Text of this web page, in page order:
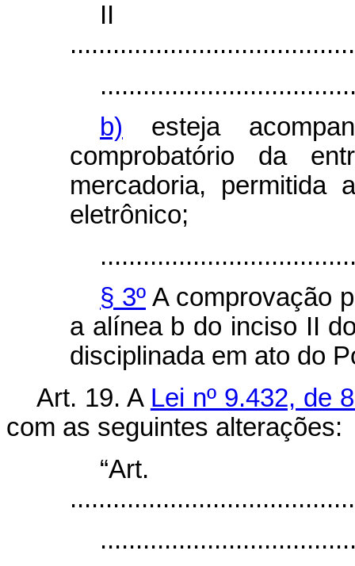
b) esteja
comprobatório da
mercadoria, permitida
eletrônico;
§ 3º A comprovação
a alínea b do inciso II
disciplinada em ato do
Art. 19. A Lei nº 9.432, de
com as seguintes alterações: